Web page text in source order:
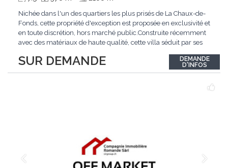
SUR DEMANDE
Nichée dans l'un des quartiers les plus prisés de La Chaux-de-
Fonds, cette propriété d'exception est proposée en exclusivité et
en toute discrétion, hors marché public.Construite récemment
avec des matériaux de haute qualité, cette villa séduit par ses
remarquable.L'espace de vie s'ouvre sur un jardin avec piscine,
un véritable...
DEMANDE
D'INFOS